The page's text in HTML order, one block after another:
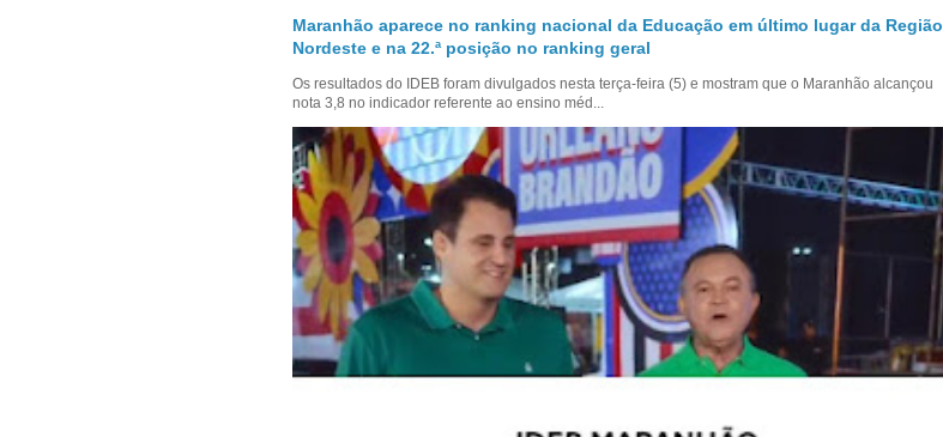
Maranhão aparece no ranking nacional da Educação em último lugar da Região
Nordeste e na 22.ª posição no ranking geral
Os resultados do IDEB foram divulgados nesta terça-feira (5) e mostram que o Maranhão alcançou
nota 3,8 no indicador referente ao ensino méd...